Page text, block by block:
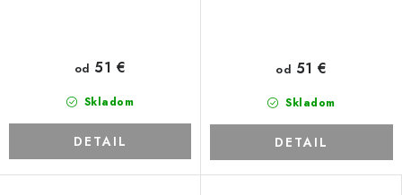
Skladom
od 51 €
DETAIL
Skladom
od 51 €
DETAIL